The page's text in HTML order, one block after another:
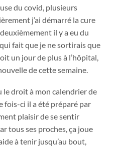
du covid, plusieurs
j’ai démarré la cure
il y a eu du
fait que je ne sortirais que
un jour de plus à l’hôpital,
de cette semaine.
le droit à mon calendrier de
fois-ci il a été préparé par
plaisir de se sentir
tous ses proches, ça joue
à tenir jusqu’au bout,